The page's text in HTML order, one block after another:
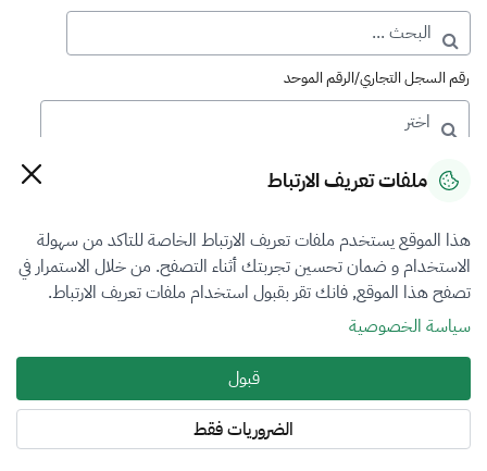
رقم السجل التجاري/الرقم الموحد
رقم الترخيص
التصنيف
الكل
فرع التقييم
ملفات تعريف الارتباط
هذا الموقع يستخدم ملفات تعريف الارتباط الخاصة للتاكد من سهولة
الاستخدام و ضمان تحسين تجربتك أثناء التصفح. من خلال الاستمرار في
تصفح هذا الموقع, فانك تقر بقبول استخدام ملفات تعريف الارتباط.
سياسة الخصوصية
قبول
الضروريات فقط